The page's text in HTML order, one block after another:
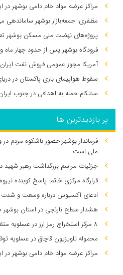
مراکز عرضه مواد خام دامی بوشهر در
مظفری: جمعه‌بازار بوشهر ساماندهی
پروژه‌های نهضت ملی مسکن بوشهر
فرودگاه بوشهر پس از حدود چهار ماه
آمریکا مجوز عمومی فروش نفت ایران
سقوط هواپیمای باری پاکستان در
سنتکام حمله به اهدافی در جنوب ایران
پر بازدیدترین ها
فرماندار بوشهر:حضور باشکوه مردم
ملی است
جزئیات مراسم بزرگداشت رهبر
قرارگاه مرکزی خاتم: پاسخ کوبنده
ادعای آکسیوس درباره وسعت و شدت
هشدار سطح نارنجی در استان بوشهر
۸ مرکز استخراج رمز ارز در عسلویه متلاشی شد
محموله تلویزیون قاچاق در عسلویه
مراکز عرضه مواد خام دامی بوشهر در